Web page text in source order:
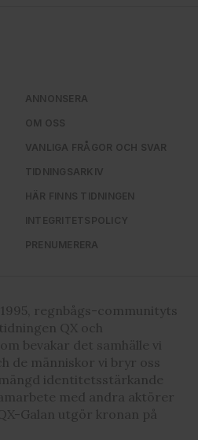
som vi samarbetar med.
informationen med annan
deras tjänster. Du godkänner
av vår webbplats.
ANNONSERA
OM OSS
VANLIGA FRÅGOR OCH SVAR
TIDNINGSARKIV
HÄR FINNS TIDNINGEN
INTEGRITETSPOLICY
PRENUMERERA
regnbågs-communityts
QX och
bevakar det samhälle vi
de människor vi bryr oss
identitetsstärkande
med andra aktörer
Galan utgör kronan på